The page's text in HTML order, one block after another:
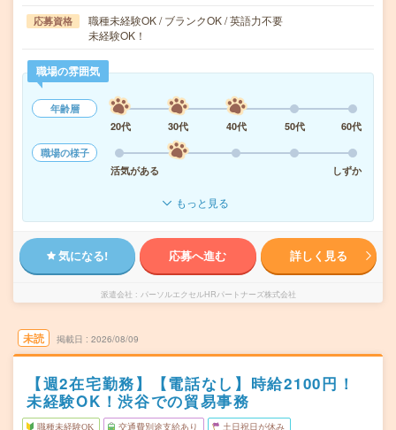
応募資格
職種未経験OK / ブランクOK / 英語力不要
未経験OK！
職場の雰囲気
年齢層
20代
30代 40代 50代
60代
職場の様子
活気がある
しずか
もっと見る
気になる! 応募へ進む 詳しく見る
派遣会社 パーソルエクセルHRパートナーズ株式会社
未読 掲載日 2026/08/09
【週2在宅勤務】【電話なし】時給2100円！
未経験OK！渋谷での貿易事務
職種未経験OK 交通費別途支給あり 土日祝日が休み